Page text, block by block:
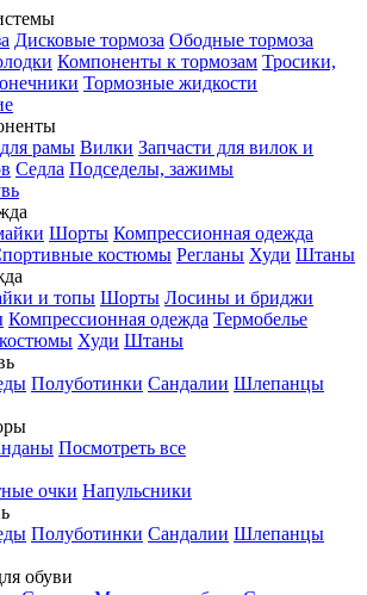
Дисковые тормоза Ободные тормоза
Компоненты к тормозам Тросики,
Тормозные жидкости
рамы Вилки Запчасти для вилок и
Седла Подседелы, зажимы
Шорты Компрессионная одежда
костюмы Регланы Худи Штаны
и топы Шорты Лосины и бриджи
Компрессионная одежда Термобелье
Худи Штаны
Полуботинки Сандалии Шлепанцы
Посмотреть все
очки Напульсники
Полуботинки Сандалии Шлепанцы
обуви